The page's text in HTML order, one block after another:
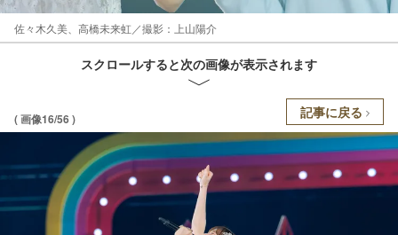
佐々木久美、高橋未来虹／撮影：上山陽介
スクロールすると次の画像が表示されます
( 画像16/56 ) 記事に戻る